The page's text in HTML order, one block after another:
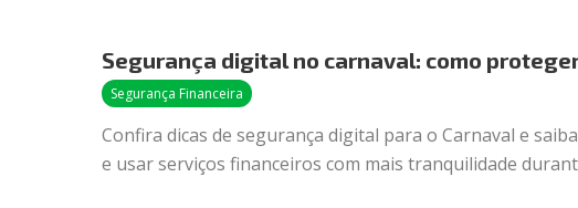
Segurança digital no carnaval: como
Segurança Financeira
Confira dicas de segurança digital para o Carnaval e
e usar serviços financeiros com mais tranquilidade
no
carnaval:
proteger
seu